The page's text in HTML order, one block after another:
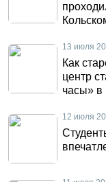
13 июля
Как
центр
часы» в
12 июля